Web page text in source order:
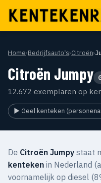
Home›Bedrijfsauto's›Citroën›
Citroën Jumpy
12.672 exemplaren op
▶ Geel kenteken
De Citroën Jumpy staat
kenteken in Nederland
voornamelijk op diesel